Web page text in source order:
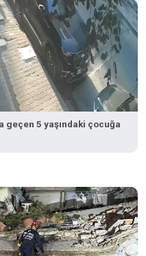
geçen 5 yaşındaki çocuğa